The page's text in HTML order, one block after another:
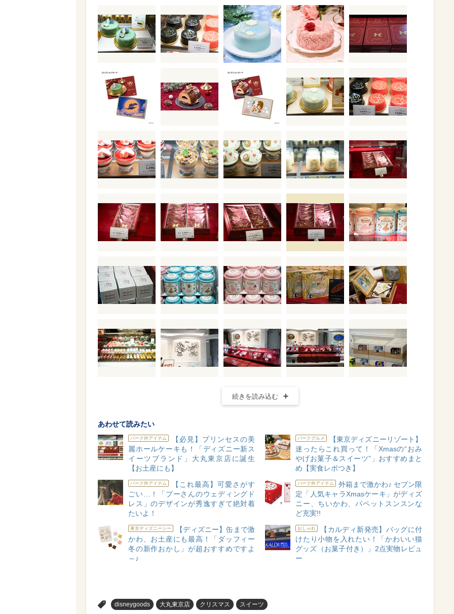
続きを読み込む
あわせて読みたい
パーク外アイテム
【必見】プリンセスの美
麗ホールケーキも！「ディズニー新ス
イーツブランド」大丸東京店に誕生
【お土産にも】
パークグルメ
【東京ディズニーリゾート】
迷ったらこれ買って！「Xmasの“おみ
やげお菓子＆スイーツ”」おすすめまと
め【実食レポつき】
パーク外アイテム
【これ最高】可愛さがす
ごい…！「プーさんのウェディングド
レス」のデザインが秀逸すぎて絶対着
たいよ！
パーク外アイテム
外箱まで激かわ♪ セブン限
定「人気キャラXmasケーキ」がディズ
ニー、ちいかわ、パペットスンスンな
ど充実!!
東京ディズニーシー
【ディズニー】缶まで激
かわ、お土産にも最高！「ダッフィー
冬の新作おかし」が超おすすめですよ
～♪
おしゃれ
【カルディ新発売】バッグに付
けたり小物を入れたい！「かわいい猫
グッズ（お菓子付き）」2点実物レビュ
ー
disneygoods 大丸東京店 クリスマス スイーツ